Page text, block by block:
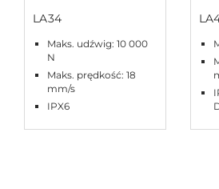
LA34
Maks. udźwig: 10 000
N
Maks. prędkość: 18
mm/s
IPX6